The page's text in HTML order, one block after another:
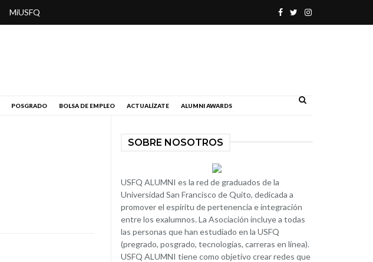
MiUSFQ
POSGRADO BOLSA DE EMPLEO ACTUALÍZATE ALUMNI AWARDS
SOBRE NOSOTROS
USFQ ALUMNI es la red de graduados de la
Universidad San Francisco de Quito, dedicada a
promover el espíritu de pertenencia e integración
entre los exalumnos. La Asociación incluye a todas
las personas que han estudiado en la USFQ
(pregrado, posgrado, tecnologías, carreras en línea).
USFQ ALUMNI tiene como objetivo crear redes que